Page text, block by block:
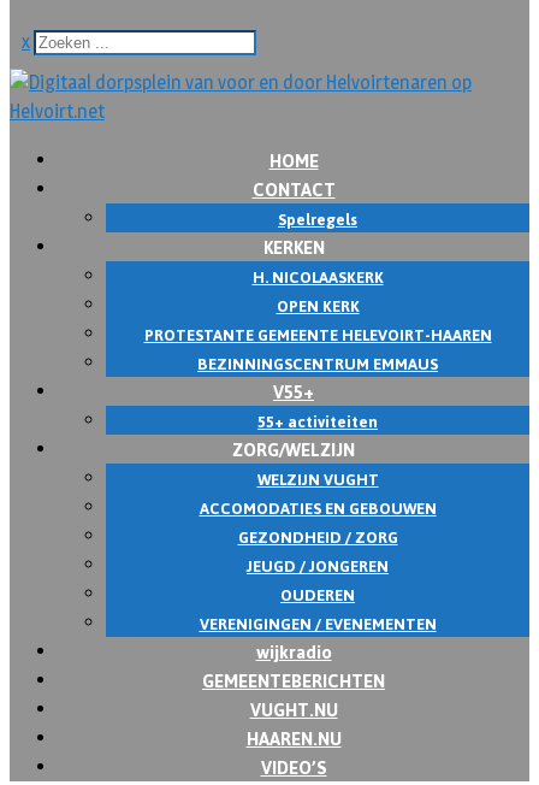
x
HOME
CONTACT
Spelregels
KERKEN
H. NICOLAASKERK
OPEN KERK
PROTESTANTE GEMEENTE HELEVOIRT-HAAREN
BEZINNINGSCENTRUM EMMAUS
V55+
55+ activiteiten
ZORG/WELZIJN
WELZIJN VUGHT
ACCOMODATIES EN GEBOUWEN
GEZONDHEID / ZORG
JEUGD / JONGEREN
OUDEREN
VERENIGINGEN / EVENEMENTEN
wijkradio
GEMEENTEBERICHTEN
VUGHT.NU
HAAREN.NU
VIDEO’S